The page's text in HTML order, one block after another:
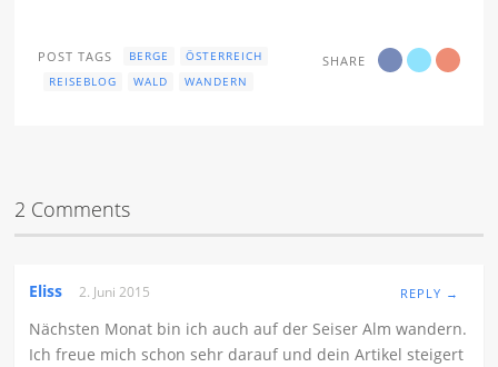
SHARE
POST TAGS BERGE
ÖSTERREICH
REISEBLOG
WALD WANDERN
2 Comments
Eliss 2. Juni 2015 REPLY →
Nächsten Monat bin ich auch auf der Seiser Alm wandern.
Ich freue mich schon sehr darauf und dein Artikel steigert